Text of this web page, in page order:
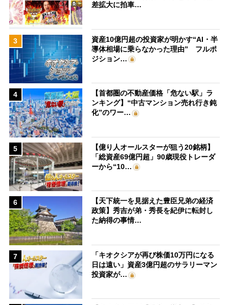
差拡大に拍車…
3
資産10億円超の投資家が明かす“AI・半
導体相場に乗らなかった理由” フルポ
ジション…
4
【首都圏の不動産価格「危ない駅」ラ
ンキング】“中古マンション売れ行き鈍
化”のワー…
5
【億り人オールスターが狙う20銘柄】
「総資産69億円超」90歳現役トレーダ
ーから“10…
6
【天下統一を見据えた豊臣兄弟の経済
政策】秀吉が弟・秀長を紀伊に転封し
た納得の事情…
7
「キオクシアが再び株価10万円になる
日は遠い」資産3億円超のサラリーマン
投資家が…